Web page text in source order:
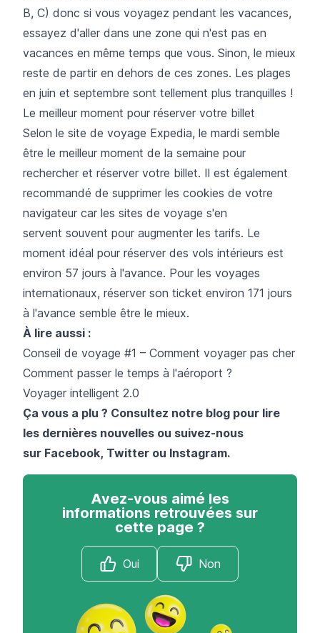
B, C) donc si vous voyagez pendant les vacances,
essayez d'aller dans une zone qui n'est pas en
vacances en même temps que vous. Sinon, le mieux
reste de partir en dehors de ces zones. Les plages
en juin et septembre sont tellement plus tranquilles !
Le meilleur moment pour réserver votre billet
Selon le site de voyage Expedia, le mardi semble
être le meilleur moment de la semaine pour
rechercher et réserver votre billet. Il est également
recommandé de supprimer les cookies de votre
navigateur car les sites de voyage s'en
servent souvent pour augmenter les tarifs. Le
moment idéal pour réserver des vols intérieurs est
environ 57 jours à l'avance. Pour les voyages
internationaux, réserver son ticket environ 171 jours
à l'avance semble être le mieux.
À lire aussi :
Conseil de voyage #1 – Comment voyager pas cher
Comment passer le temps à l'aéroport ?
Voyager intelligent 2.0
Ça vous a plu ? Consultez notre blog pour lire
les dernières nouvelles ou suivez-nous
sur Facebook, Twitter ou Instagram.
Avez-vous aimé les
informations retrouvées sur
cette page ?
Oui Non